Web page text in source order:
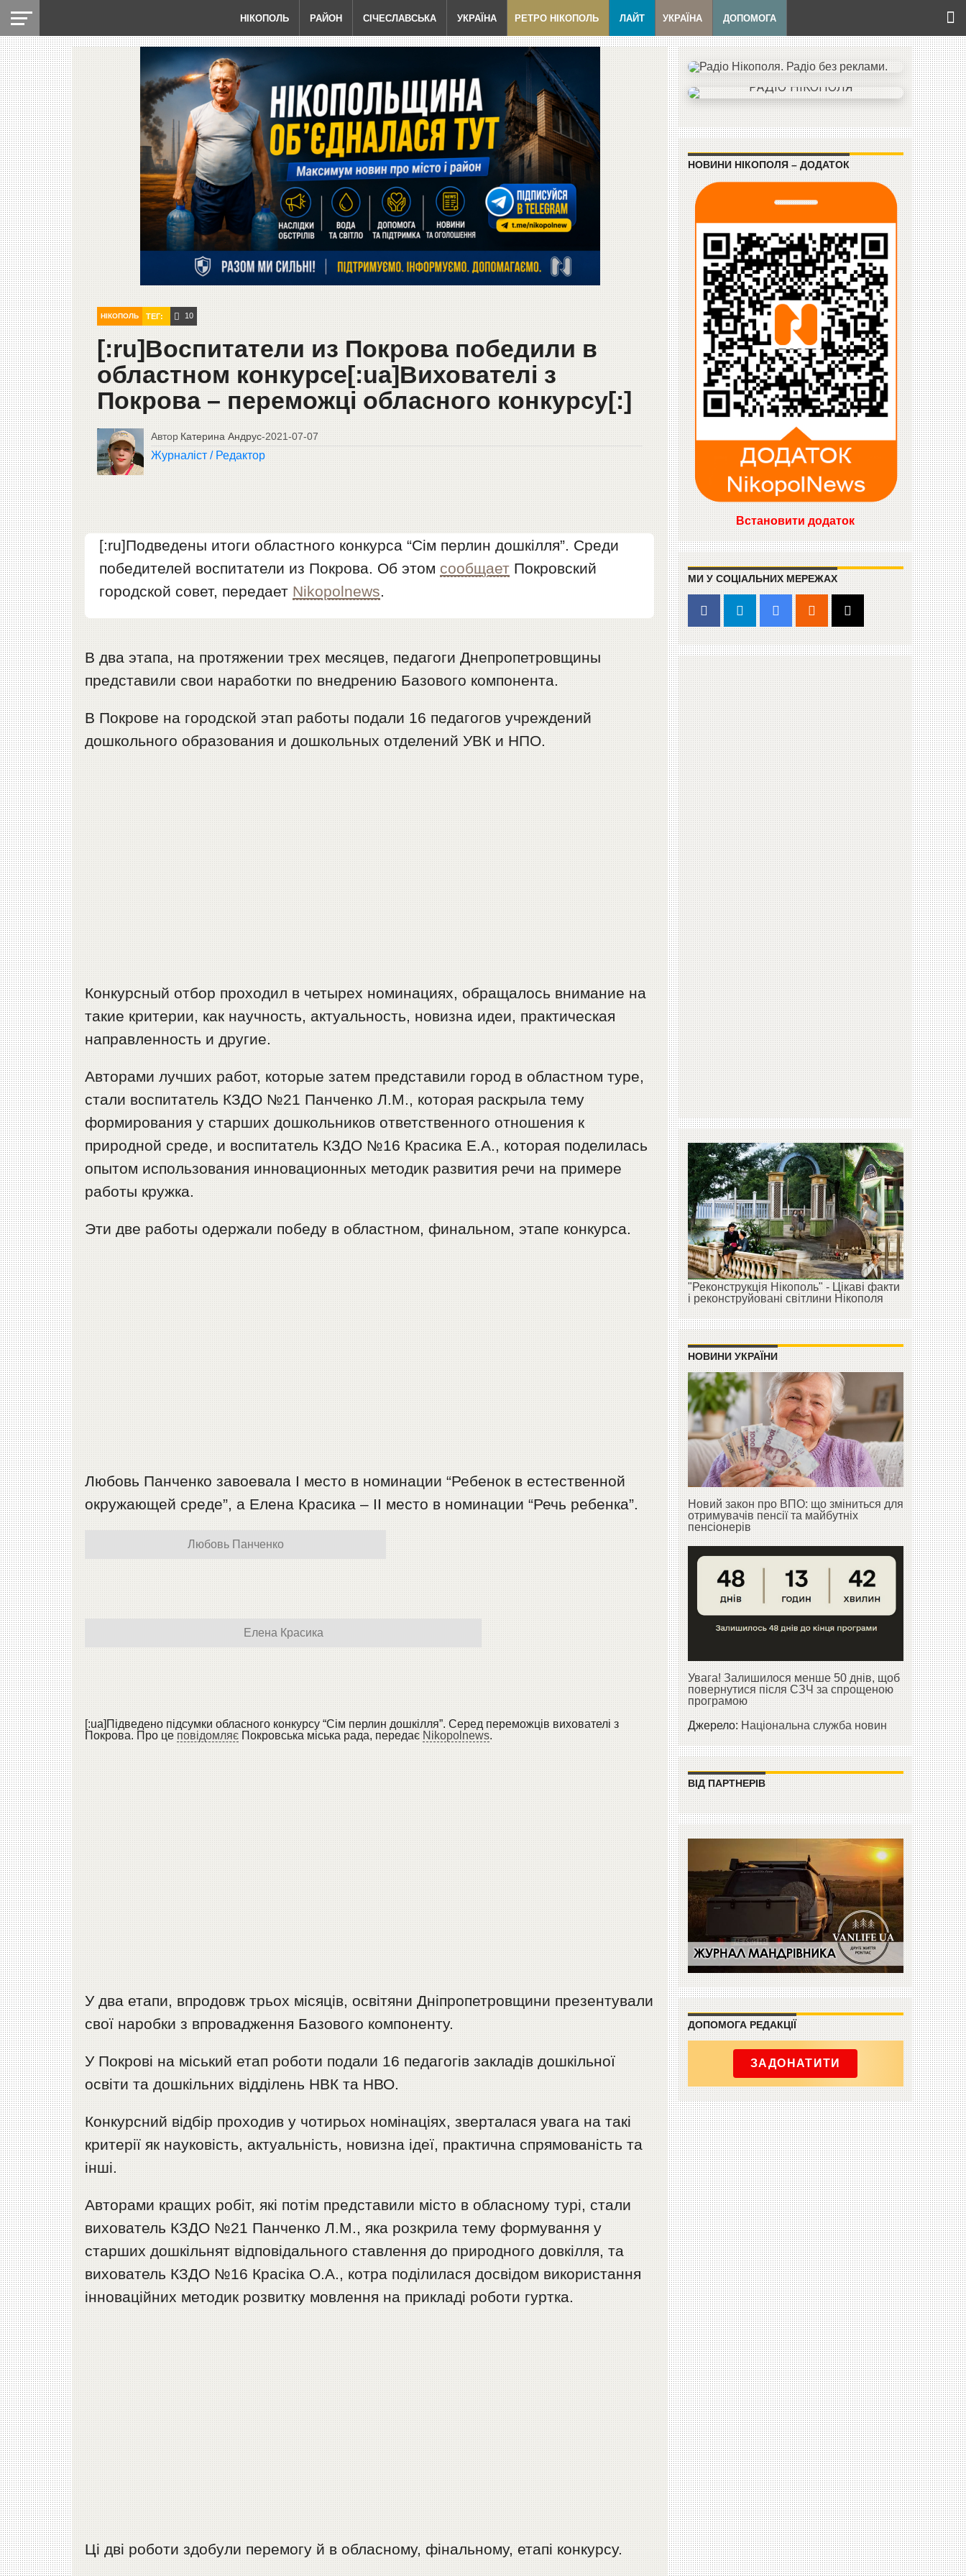
НІКОПОЛЬ РАЙОН СІЧЕСЛАВСЬКА УКРАЇНА РЕТРО НІКОПОЛЬ ЛАЙТ УКРАЇНА ДОПОМОГА
НІКОПОЛЬ ТЕГ: 10
[:ru]Воспитатели из Покрова победили в
областном конкурсе[:ua]Вихователі з
Покрова – переможці обласного конкурсу[:]
Автор Катерина Андрус-2021-07-07
Журналіст / Редактор
[:ru]Подведены итоги областного конкурса “Сім перлин дошкілля”. Среди
победителей воспитатели из Покрова. Об этом сообщает Покровский
городской совет, передает Nikopolnews.
В два этапа, на протяжении трех месяцев, педагоги Днепропетровщины
представили свои наработки по внедрению Базового компонента.
В Покрове на городской этап работы подали 16 педагогов учреждений
дошкольного образования и дошкольных отделений УВК и НПО.
Конкурсный отбор проходил в четырех номинациях, обращалось внимание на
такие критерии, как научность, актуальность, новизна идеи, практическая
направленность и другие.
Авторами лучших работ, которые затем представили город в областном туре,
стали воспитатель КЗДО №21 Панченко Л.М., которая раскрыла тему
формирования у старших дошкольников ответственного отношения к
природной среде, и воспитатель КЗДО №16 Красика Е.А., которая поделилась
опытом использования инновационных методик развития речи на примере
работы кружка.
Эти две работы одержали победу в областном, финальном, этапе конкурса.
Любовь Панченко завоевала I место в номинации “Ребенок в естественной
окружающей среде”, а Елена Красика – II место в номинации “Речь ребенка”.
Любовь Панченко
Елена Красика
[:ua]Підведено підсумки обласного конкурсу “Сім перлин дошкілля”. Серед переможців вихователі з
Покрова. Про це повідомляє Покровська міська рада, передає Nikopolnews.
У два етапи, впродовж трьох місяців, освітяни Дніпропетровщини презентували
свої наробки з впровадження Базового компоненту.
У Покрові на міський етап роботи подали 16 педагогів закладів дошкільної
освіти та дошкільних відділень НВК та НВО.
Конкурсний відбір проходив у чотирьох номінаціях, зверталася увага на такі
критерії як науковість, актуальність, новизна ідеї, практична спрямованість та
інші.
Авторами кращих робіт, які потім представили місто в обласному турі, стали
вихователь КЗДО №21 Панченко Л.М., яка розкрила тему формування у
старших дошкільнят відповідального ставлення до природного довкілля, та
вихователь КЗДО №16 Красіка О.А., котра поділилася досвідом використання
інноваційних методик розвитку мовлення на прикладі роботи гуртка.
Ці дві роботи здобули перемогу й в обласному, фінальному, етапі конкурсу.
НОВИНИ НІКОПОЛЯ – ДОДАТОК
Встановити додаток
МИ У СОЦІАЛЬНИХ МЕРЕЖАХ
"Реконструкція Нікополь" - Цікаві факти
і реконструйовані світлини Нікополя
НОВИНИ УКРАЇНИ
Новий закон про ВПО: що зміниться для
отримувачів пенсії та майбутніх
пенсіонерів
Увага! Залишилося менше 50 днів, щоб
повернутися після СЗЧ за спрощеною
програмою
Джерело:Національна служба новин
ВІД ПАРТНЕРІВ
ДОПОМОГА РЕДАКЦІЇ
ЗАДОНАТИТИ